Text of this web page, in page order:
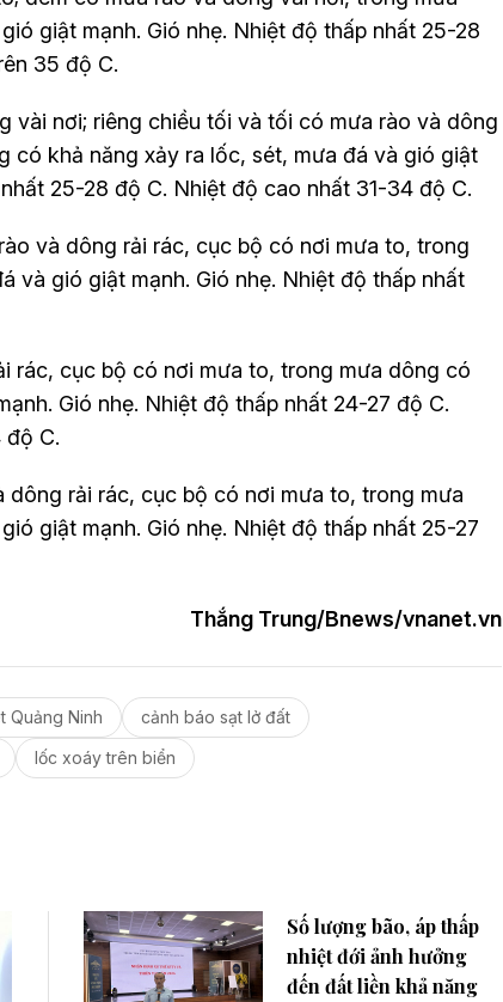
giật mạnh. Gió nhẹ. Nhiệt độ thấp nhất 25-28
35 độ C.
vài nơi; riêng chiều tối và tối có mưa rào và dông
có khả năng xảy ra lốc, sét, mưa đá và gió giật
25-28 độ C. Nhiệt độ cao nhất 31-34 độ C.
và dông rải rác, cục bộ có nơi mưa to, trong
và gió giật mạnh. Gió nhẹ. Nhiệt độ thấp nhất
rác, cục bộ có nơi mưa to, trong mưa dông có
Gió nhẹ. Nhiệt độ thấp nhất 24-27 độ C.
độ C.
rải rác, cục bộ có nơi mưa to, trong mưa
giật mạnh. Gió nhẹ. Nhiệt độ thấp nhất 25-27
Thắng Trung/Bnews/vnanet.vn
Quảng Ninh
cảnh báo sạt lở đất
lốc xoáy trên biển
Số lượng bão, áp thấp
nhiệt đới ảnh hưởng
đến đất liền khả năng